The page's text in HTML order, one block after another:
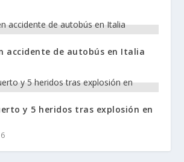
accidente de autobús en Italia
y 5 heridos tras explosión en